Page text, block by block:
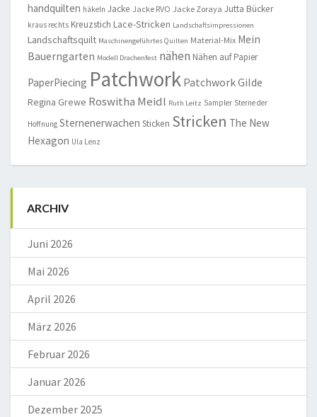
handquilten häkeln Jacke Jacke RVO Jacke Zoraya Jutta Bücker
kraus rechts Kreuzstich Lace-Stricken Landschaftsimpressionen
Landschaftsquilt Maschinengeführtes Quilten Material-Mix Mein
Bauerngarten Modell Drachenfest nähen Nähen auf Papier
PaperPiecing Patchwork Patchwork Gilde
Regina Grewe Roswitha Meidl Ruth Leitz Sampler Sterne der
Hoffnung Sternenerwachen Sticken Stricken The New
Hexagon Ula Lenz
ARCHIV
Juni 2026
Mai 2026
April 2026
März 2026
Februar 2026
Januar 2026
Dezember 2025